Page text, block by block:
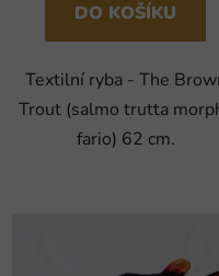
DO KOŠÍKU
Textilní ryba - The
Trout (salmo trutta
fario) 62 cm.